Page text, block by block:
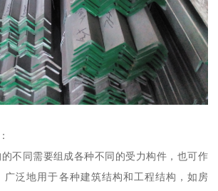
不同需要组成各种不同的受力构件，也可作
广泛地用于各种建筑结构和工程结构，如房